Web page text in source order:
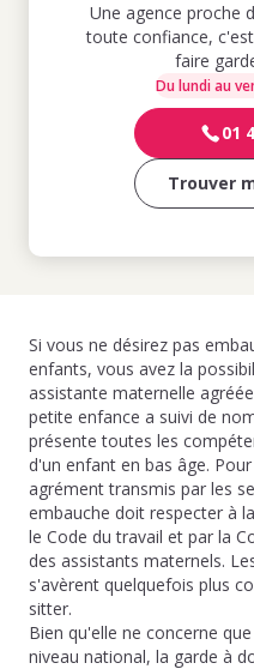
Une agence proche
toute confiance,
faire
Du lundi au
01
Trouver
Si vous ne désirez pas
enfants, vous avez la
assistante maternelle
petite enfance a suivi de
présente toutes les
d'un enfant en bas âge.
agrément transmis par les
embauche doit respecter à
le Code du travail et par la
des assistants maternels.
s'avèrent quelquefois plus
sitter.
Bien qu'elle ne concerne
niveau national, la garde à